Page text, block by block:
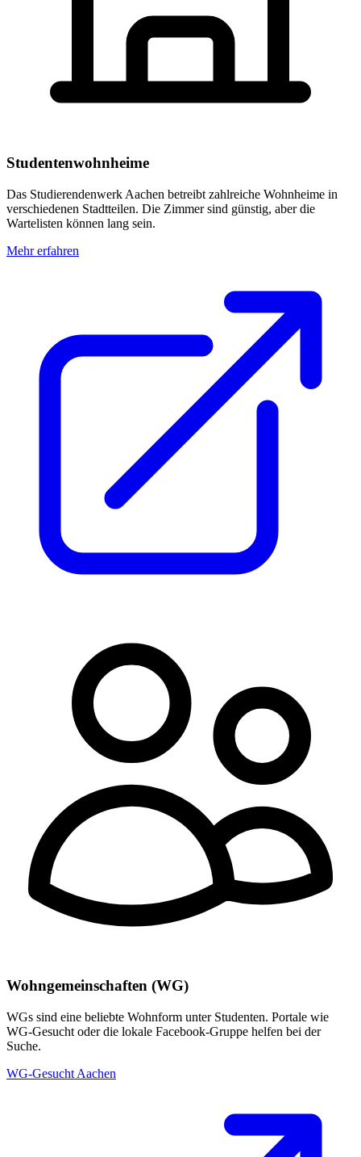
Studentenwohnheime
Das Studierendenwerk Aachen betreibt zahlreiche Wohnheime in
verschiedenen Stadtteilen. Die Zimmer sind günstig, aber die
Wartelisten können lang sein.
Mehr erfahren
Wohngemeinschaften (WG)
WGs sind eine beliebte Wohnform unter Studenten. Portale wie
WG-Gesucht oder die lokale Facebook-Gruppe helfen bei der
Suche.
WG-Gesucht Aachen